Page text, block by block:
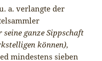
a. verlangte der
ganze Sippschaft
können),
mindestens sieben